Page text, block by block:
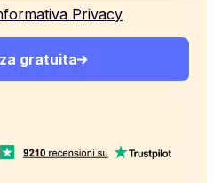
Privacy
gratuita